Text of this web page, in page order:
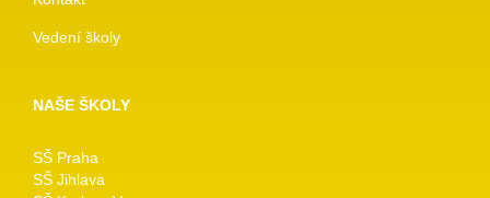
Vedení školy
NAŠE ŠKOLY
SŠ Praha
SŠ Jihlava